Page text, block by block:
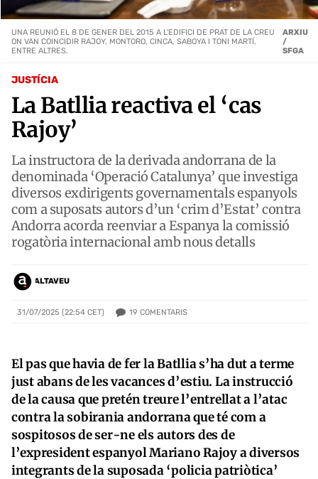
JUSTÍCIA
La Batllia reactiva el ‘cas
Rajoy’
La instructora de la derivada andorrana de la
denominada ‘Operació Catalunya’ que investiga
diversos exdirigents governamentals espanyols
com a suposats autors d’un ‘crim d’Estat’ contra
Andorra acorda reenviar a Espanya la comissió
rogatòria internacional amb nous detalls
ALTAVEU
31/07/2025 (22:54 CET) 19 COMENTARIS
UNA REUNIÓ EL 8 DE GENER DEL 2015 A L'EDIFICI DE PRAT DE LA CREU
ON VAN COINCIDIR RAJOY, MONTORO, CINCA, SABOYA I TONI MARTÍ,
ENTRE ALTRES.
ARXIU
/
SFGA
El pas que havia de fer la Batllia s’ha dut a terme
just abans de les vacances d’estiu. La instrucció
de la causa que pretén treure l’entrellat a l’atac
contra la sobirania andorrana que té com a
sospitosos de ser-ne els autors des de
l’expresident espanyol Mariano Rajoy a diversos
integrants de la suposada ‘policia patriòtica’